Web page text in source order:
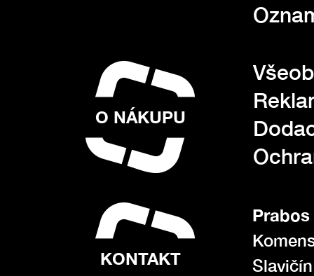
O NÁKUPU
KONTAKT